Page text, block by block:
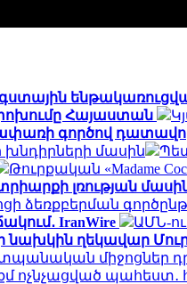
Հայաստան
գործով
մասին
Թուրքական «Madame
լռության
IranWire
ԱՄՆ-
ղեկավար
միջոցներ
ոչնչացված